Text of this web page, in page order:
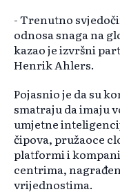
- Trenutno
odnosa snaga na
kazao je izvršni
Henrik Ahlers.
Pojasnio je da su
smatraju da imaju
umjetne
čipova, pružaoce
platformi i
centrima,
vrijednostima.